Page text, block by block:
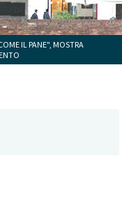
IL PANE", MOSTRA